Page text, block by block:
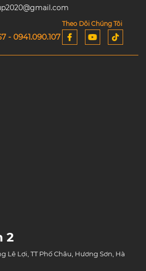
- 0941.090.107
Theo Dõi Chúng Tôi
2
Lê Lợi, TT Phố Châu, Hương Sơn, Hà